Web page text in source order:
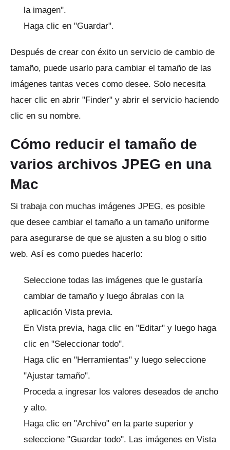
la imagen".
Haga clic en "Guardar".
Después de crear con éxito un servicio de cambio de
tamaño, puede usarlo para cambiar el tamaño de las
imágenes tantas veces como desee. Solo necesita
hacer clic en abrir "Finder" y abrir el servicio haciendo
clic en su nombre.
Cómo reducir el tamaño de
varios archivos JPEG en una
Mac
Si trabaja con muchas imágenes JPEG, es posible
que desee cambiar el tamaño a un tamaño uniforme
para asegurarse de que se ajusten a su blog o sitio
web. Así es como puedes hacerlo:
Seleccione todas las imágenes que le gustaría
cambiar de tamaño y luego ábralas con la
aplicación Vista previa.
En Vista previa, haga clic en "Editar" y luego haga
clic en "Seleccionar todo".
Haga clic en "Herramientas" y luego seleccione
"Ajustar tamaño".
Proceda a ingresar los valores deseados de ancho
y alto.
Haga clic en "Archivo" en la parte superior y
seleccione "Guardar todo". Las imágenes en Vista